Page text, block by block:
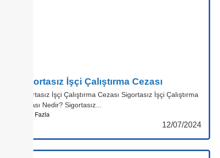
Sigortasız İşçi Çalıştırma Cezası
Sigortasız İşçi Çalıştırma Cezası Sigortasız İşçi Çalıştırma
Cezası Nedir? Sigortasız...
Daha Fazla
12/07/2024